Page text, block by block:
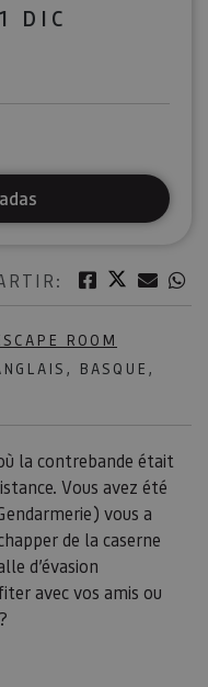
Facebook
Twitter
ROOM
BASQUE,
la contrebande était
Vous avez été
vous a
de la caserne
d’évasion
avec vos amis ou
DIC